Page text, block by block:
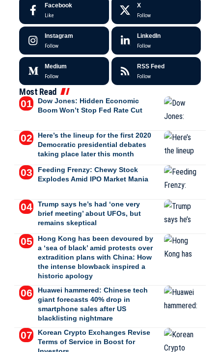
Facebook
Like
X
Follow
Instagram
Follow
LinkedIn
Follow
Medium
Follow
RSS Feed
Follow
Most Read
Dow Jones: Hidden Economic
Boom Won’t Stop Fed Rate Cut
Here’s the lineup for the first 2020
Democratic presidential debates
taking place later this month
Feeding Frenzy: Chewy Stock
Explodes Amid IPO Market Mania
Trump says he’s had ‘one very
brief meeting’ about UFOs, but
remains skeptical
Hong Kong has been devoured by
a ‘sea of black’ amid protests over
extradition plans with China: How
the intense blowback inspired a
historic apology
Huawei hammered: Chinese tech
giant forecasts 40% drop in
smartphone sales after US
blacklisting nightmare
Korean Crypto Exchanges Revise
Terms of Service in Boost for